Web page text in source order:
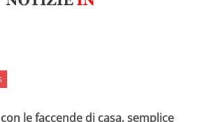
le faccende di casa, semplice